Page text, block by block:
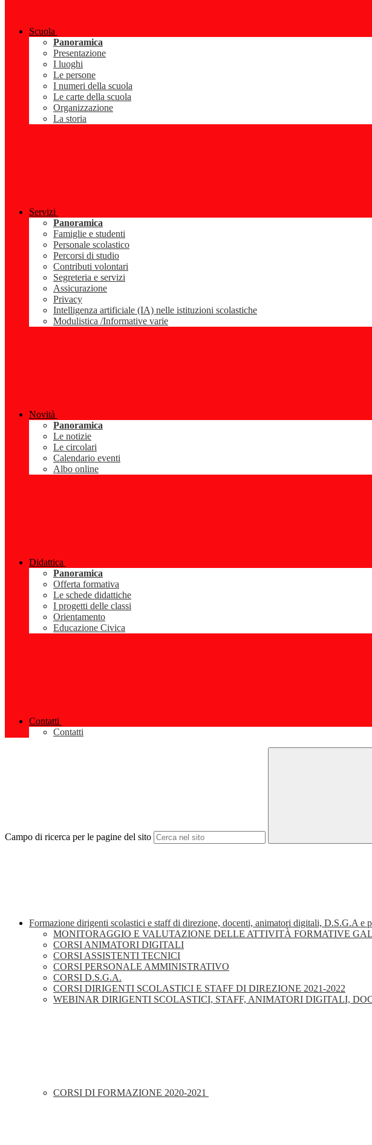
Scuola
Panoramica
Presentazione
I luoghi
Le persone
I numeri della scuola
Le carte della scuola
Organizzazione
La storia
Servizi
Panoramica
Famiglie e studenti
Personale scolastico
Percorsi di studio
Contributi volontari
Segreteria e servizi
Assicurazione
Privacy
Intelligenza artificiale (IA) nelle istituzioni scolastiche
Modulistica /Informative varie
Novità
Panoramica
Le notizie
Le circolari
Calendario eventi
Albo online
Didattica
Panoramica
Offerta formativa
Le schede didattiche
I progetti delle classi
Orientamento
Educazione Civica
Contatti
Contatti
Campo di ricerca per le pagine del sito
Formazione dirigenti scolastici e staff di direzione, docenti, animatori digitali, D.S.G.A e
MONITORAGGIO E VALUTAZIONE DELLE ATTIVITÀ FORMATIVE
CORSI ANIMATORI DIGITALI
CORSI ASSISTENTI TECNICI
CORSI PERSONALE AMMINISTRATIVO
CORSI D.S.G.A.
CORSI DIRIGENTI SCOLASTICI E STAFF DI DIREZIONE 2021-2022
WEBINAR DIRIGENTI SCOLASTICI, STAFF, ANIMATORI DIGITALI,
CORSI DI FORMAZIONE 2020-2021